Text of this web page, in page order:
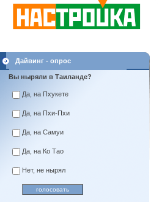
Дайвинг - опрос
Вы ныряли в Таиланде?
Да, на Пхукете
Да, на Пхи-Пхи
Да, на Самуи
Да, на Ко Тао
Нет, не нырял